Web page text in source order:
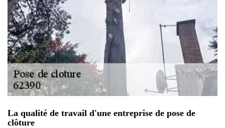
La qualité de travail d'une entreprise de pose de
clôture